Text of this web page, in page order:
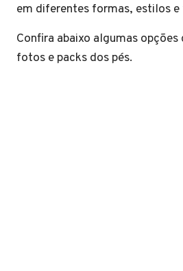
em diferentes formas, estilos e
Confira abaixo algumas
fotos e packs dos pés.